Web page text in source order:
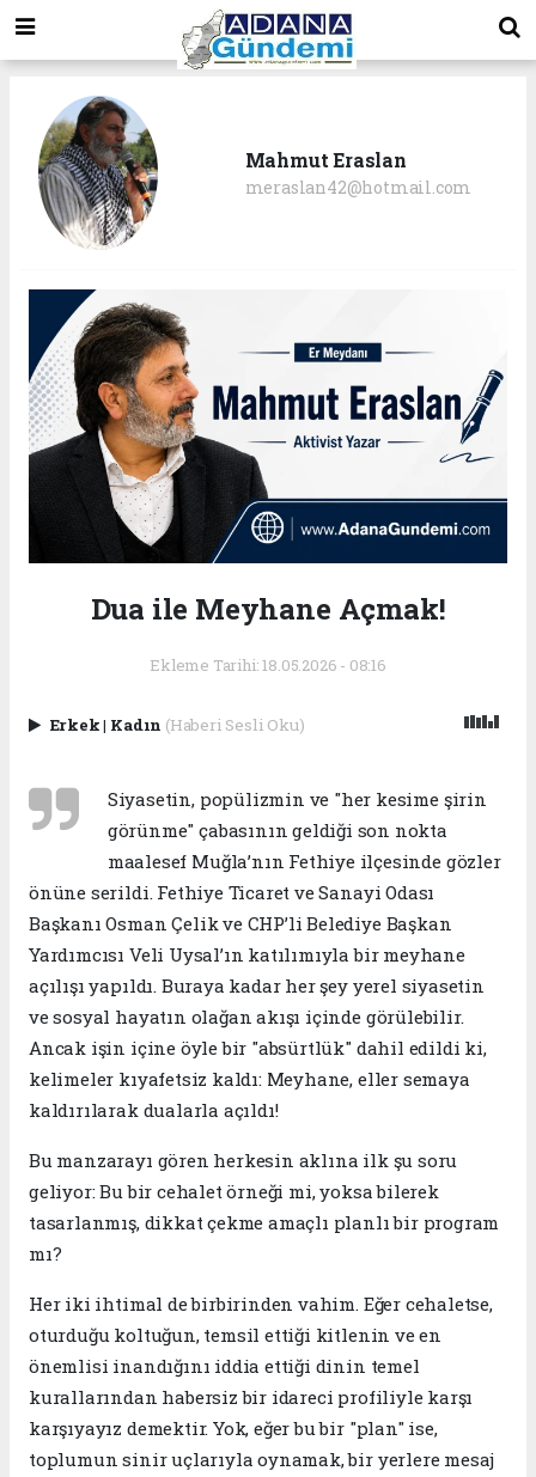
Mahmut Eraslan
meraslan42@hotmail.com
Dua ile Meyhane Açmak!
Ekleme Tarihi: 18.05.2026 - 08:16
Erkek| Kadın (Haberi Sesli Oku)
Siyasetin, popülizmin ve "her kesime şirin
görünme" çabasının geldiği son nokta
maalesef Muğla’nın Fethiye ilçesinde gözler
önüne serildi. Fethiye Ticaret ve Sanayi Odası
Başkanı Osman Çelik ve CHP’li Belediye Başkan
Yardımcısı Veli Uysal’ın katılımıyla bir meyhane
açılışı yapıldı. Buraya kadar her şey yerel siyasetin
ve sosyal hayatın olağan akışı içinde görülebilir.
Ancak işin içine öyle bir "absürtlük" dahil edildi ki,
kelimeler kıyafetsiz kaldı: Meyhane, eller semaya
kaldırılarak dualarla açıldı!
Bu manzarayı gören herkesin aklına ilk şu soru
geliyor: Bu bir cehalet örneği mi, yoksa bilerek
tasarlanmış, dikkat çekme amaçlı planlı bir program
mı?
​Her iki ihtimal de birbirinden vahim. Eğer cehaletse,
oturduğu koltuğun, temsil ettiği kitlenin ve en
önemlisi inandığını iddia ettiği dinin temel
kurallarından habersiz bir idareci profiliyle karşı
karşıyayız demektir. Yok, eğer bu bir "plan" ise,
toplumun sinir uçlarıyla oynamak, bir yerlere mesaj